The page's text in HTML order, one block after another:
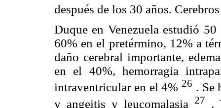
después de los 30 años.
Duque en Venezuela estudió
60% en el pretérmino, 12% a
daño cerebral importante,
en el 40%, hemorragia
intraventricular en el 4% 26 . Se
y angeitis y leucomalasia
27
.